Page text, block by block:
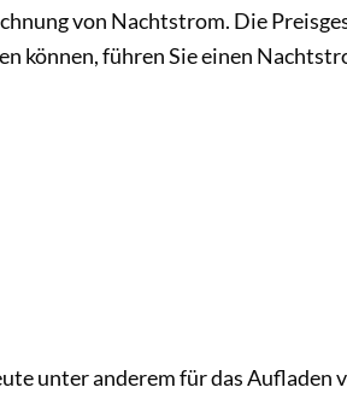
von Nachtstrom. Die
können, führen Sie einen
unter anderem für das Aufladen